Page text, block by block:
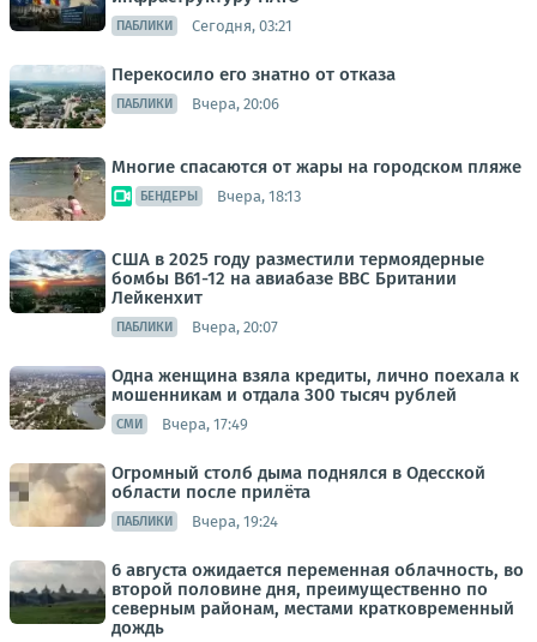
ПАБЛИКИ Сегодня, 03:21
Перекосило его знатно от отказа
ПАБЛИКИ Вчера, 20:06
Многие спасаются от жары на городском пляже
БЕНДЕРЫ Вчера, 18:13
США в 2025 году разместили термоядерные
бомбы B61-12 на авиабазе ВВС Британии
Лейкенхит
ПАБЛИКИ Вчера, 20:07
Одна женщина взяла кредиты, лично поехала к
мошенникам и отдала 300 тысяч рублей
СМИ Вчера, 17:49
Огромный столб дыма поднялся в Одесской
области после прилёта
ПАБЛИКИ Вчера, 19:24
6 августа ожидается переменная облачность, во
второй половине дня, преимущественно по
северным районам, местами кратковременный
дождь